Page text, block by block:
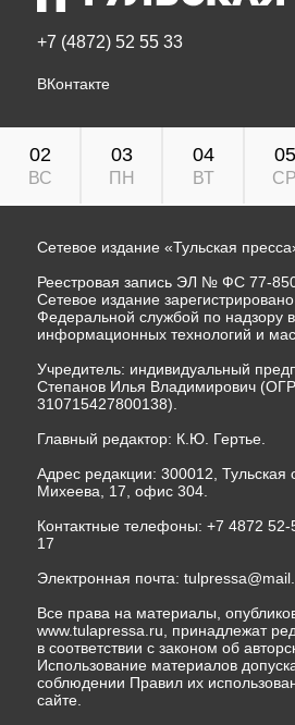
+7 (4872) 52 55 33
ВКонтакте
02
ВС
03
ПН
04
ВТ
05
СР
Сетевое издание «Тульская
Реестровая запись ЭЛ № ФС 77-
Сетевое издание
Федеральной службой по надзору
информационных технологий и
Учредитель: индивидуальный
Степанов Илья Владимирович
310715427800138).
Главный редактор: К.Ю. Гертье.
Адрес редакции: 300012, Тульская
Михеева, 17, офис 304.
Контактные телефоны: +7 4872
17
Электронная почта:
Все права на материалы,
www.tulapressa.ru, принадлежат
в соответствии с законом об
Использование материалов
соблюдении Правил их
сайте.